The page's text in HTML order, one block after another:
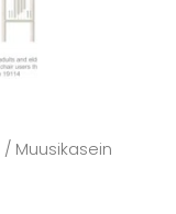
/ Muusikasein